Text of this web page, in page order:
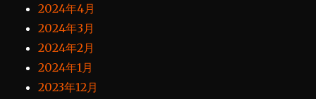
2024年4月
2024年3月
2024年2月
2024年1月
2023年12月